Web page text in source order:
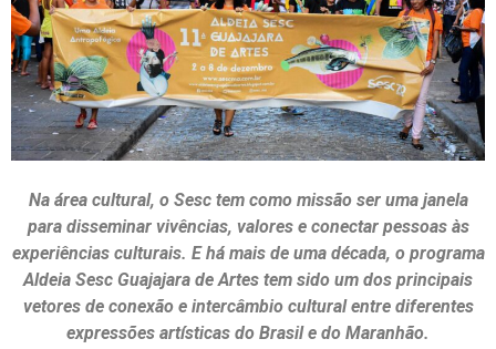
Na área cultural, o Sesc tem como missão ser uma janela
para disseminar vivências, valores e conectar pessoas às
experiências culturais. E há mais de uma década, o programa
Aldeia Sesc Guajajara de Artes tem sido um dos principais
vetores de conexão e intercâmbio cultural entre diferentes
expressões artísticas do Brasil e do Maranhão.